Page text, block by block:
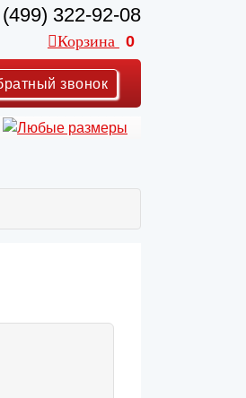
322-92-08
Корзина 0
звонок